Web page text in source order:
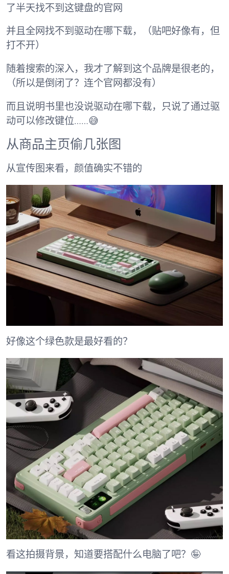
了半天找不到这键盘的官网
并且全网找不到驱动在哪下载，（贴吧好像有，但
打不开）
随着搜索的深入，我才了解到这个品牌是很老的，
（所以是倒闭了？连个官网都没有）
而且说明书里也没说驱动在哪下载，只说了通过驱
动可以修改键位……😅
从商品主页偷几张图
从宣传图来看，颜值确实不错的
好像这个绿色款是最好看的？
看这拍摄背景，知道要搭配什么电脑了吧？🤪